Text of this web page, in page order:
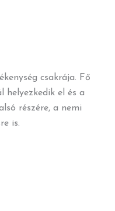
csakrája. Fő
helyezkedik el és a
részére, a nemi
is.